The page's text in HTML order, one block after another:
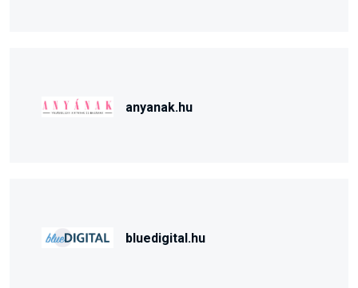
anyanak.hu
bluedigital.hu